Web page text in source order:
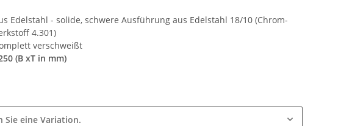
Edelstahl - solide, schwere Ausführung aus Edelstahl 18/10 (Chrom-
4.301)
verschweißt
(B xT in mm)
Sie eine Variation.